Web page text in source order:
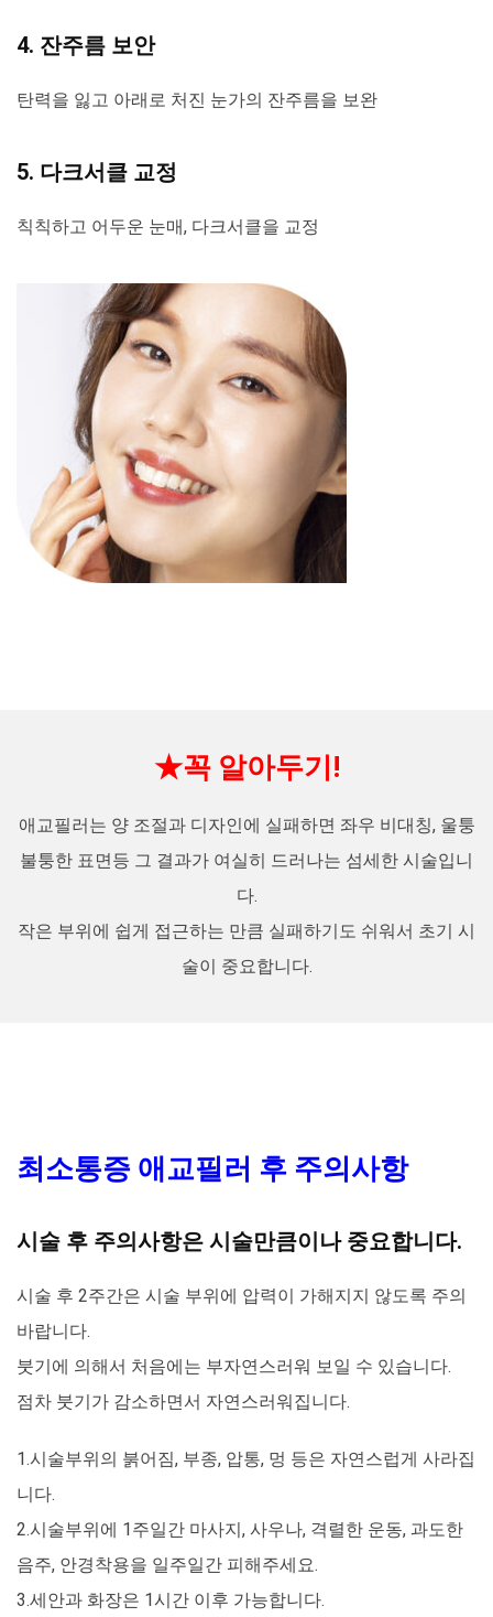
4. 잔주름 보안
탄력을 잃고 아래로 처진 눈가의 잔주름을 보완
5. 다크서클 교정
칙칙하고 어두운 눈매, 다크서클을 교정
★꼭 알아두기!
애교필러는 양 조절과 디자인에 실패하면 좌우 비대칭, 울퉁
불퉁한 표면등 그 결과가 여실히 드러나는 섬세한 시술입니
다.
작은 부위에 쉽게 접근하는 만큼 실패하기도 쉬워서 초기 시
술이 중요합니다.
최소통증 애교필러 후 주의사항
시술 후 주의사항은 시술만큼이나 중요합니다.
시술 후 2주간은 시술 부위에 압력이 가해지지 않도록 주의
바랍니다.
붓기에 의해서 처음에는 부자연스러워 보일 수 있습니다.
점차 붓기가 감소하면서 자연스러워집니다.
1.시술부위의 붉어짐, 부종, 압통, 멍 등은 자연스럽게 사라집
니다.
2.시술부위에 1주일간 마사지, 사우나, 격렬한 운동, 과도한
음주, 안경착용을 일주일간 피해주세요.
3.세안과 화장은 1시간 이후 가능합니다.